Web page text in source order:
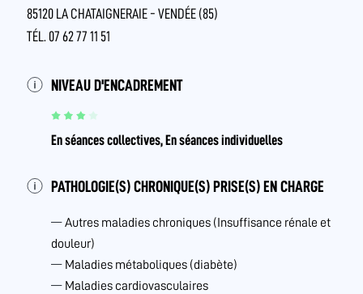
85120 LA CHATAIGNERAIE - VENDÉE (85)
TÉL. 07 62 77 11 51
NIVEAU D'ENCADREMENT
En séances collectives, En séances individuelles
PATHOLOGIE(S) CHRONIQUE(S) PRISE(S) EN CHARGE
Autres maladies chroniques (Insuffisance rénale et
douleur)
Maladies métaboliques (diabète)
Maladies cardiovasculaires